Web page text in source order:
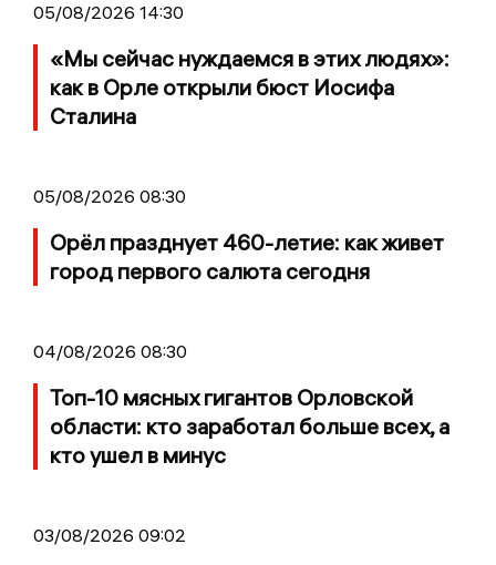
05/08/2026 14:30
«Мы сейчас нуждаемся в этих людях»:
как в Орле открыли бюст Иосифа
Сталина
05/08/2026 08:30
Орёл празднует 460-летие: как живет
город первого салюта сегодня
04/08/2026 08:30
Топ-10 мясных гигантов Орловской
области: кто заработал больше всех, а
кто ушел в минус
03/08/2026 09:02